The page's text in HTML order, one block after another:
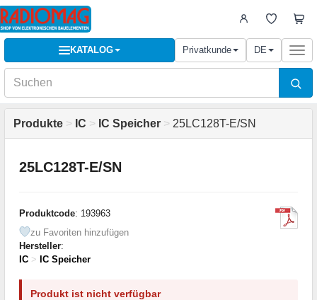
KATALOG Privatkunde DE
Produkte > IC > IC Speicher > 25LC128T-E/SN
25LC128T-E/SN
Produktcode: 193963
zu Favoriten hinzufügen
Hersteller:
IC > IC Speicher
Produkt ist nicht verfügbar